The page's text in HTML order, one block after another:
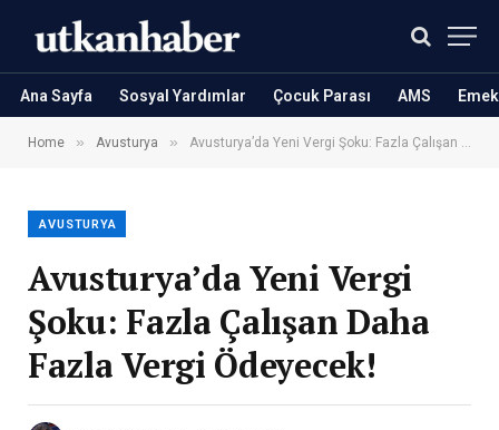
Ana Sayfa Sosyal Yardımlar Çocuk Parası AMS
Home » Avusturya » Avusturya’da Yeni Vergi Şoku: Fazla Çalışan Daha Fazla Vergi Ödeyecek!
AVUSTURYA
Avusturya’da Yeni Vergi
Şoku: Fazla Çalışan Daha
Fazla Vergi Ödeyecek!